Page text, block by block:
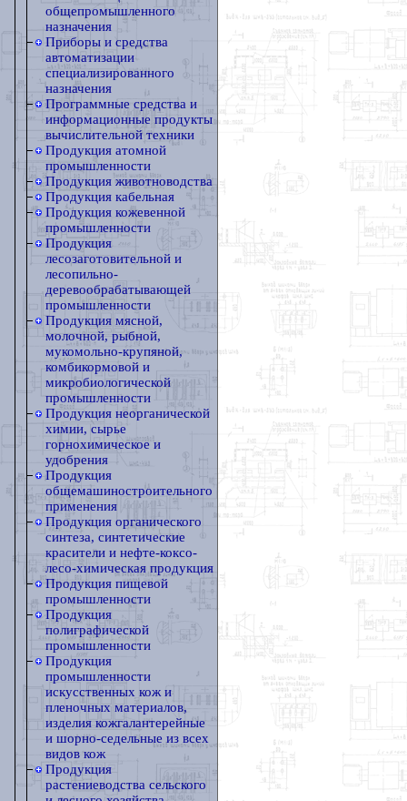
общепромышленного
назначения
Приборы и средства
автоматизации
специализированного
назначения
Программные средства и
информационные продукты
вычислительной техники
Продукция атомной
промышленности
Продукция животноводства
Продукция кабельная
Продукция кожевенной
промышленности
Продукция
лесозаготовительной и
лесопильно-
деревообрабатывающей
промышленности
Продукция мясной,
молочной, рыбной,
мукомольно-крупяной,
комбикормовой и
микробиологической
промышленности
Продукция неорганической
химии, сырье
горнохимическое и
удобрения
Продукция
общемашиностроительного
применения
Продукция органического
синтеза, синтетические
красители и нефте-коксо-
лесо-химическая продукция
Продукция пищевой
промышленности
Продукция
полиграфической
промышленности
Продукция
промышленности
искусственных кож и
пленочных материалов,
изделия кожгалантерейные
и шорно-седельные из всех
видов кож
Продукция
растениеводства сельского